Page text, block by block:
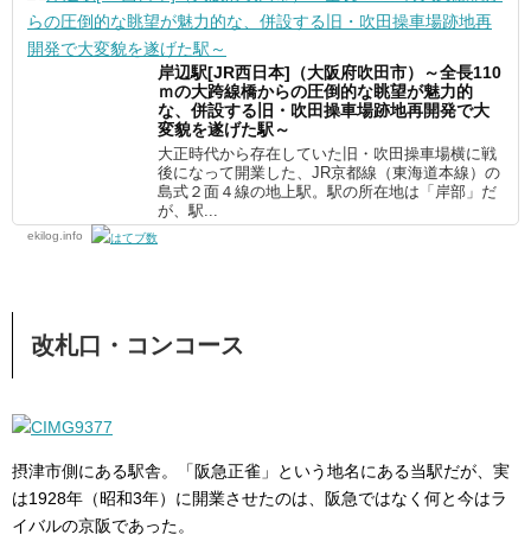
岸辺駅[JR西日本]（大阪府吹田市）～全長110
ｍの大跨線橋からの圧倒的な眺望が魅力的
な、併設する旧・吹田操車場跡地再開発で大
変貌を遂げた駅～
大正時代から存在していた旧・吹田操車場横に戦
後になって開業した、JR京都線（東海道本線）の
島式２面４線の地上駅。駅の所在地は「岸部」だ
が、駅...
ekilog.info
改札口・コンコース
摂津市側にある駅舎。「阪急正雀」という地名にある当駅だが、実
は1928年（昭和3年）に開業させたのは、阪急ではなく何と今はラ
イバルの京阪であった。